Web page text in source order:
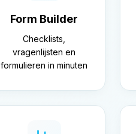
Form Builder
Checklists,
vragenlijsten en
formulieren in minuten